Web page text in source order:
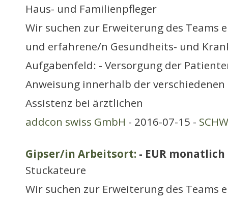
Haus- und Familienpfleger
Wir suchen zur Erweiterung des Teams
und erfahrene/n Gesundheits- und
Aufgabenfeld: - Versorgung der
Anweisung innerhalb der verschiedenen
Assistenz bei ärztlichen
addcon swiss GmbH - 2016-07-15 -
Gipser/in Arbeitsort: - EUR monatlich
Stuckateure
Wir suchen zur Erweiterung des Teams